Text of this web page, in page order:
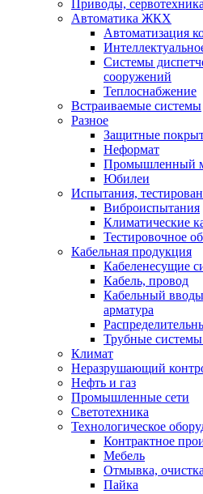
Приводы, сервотехника
Автоматика ЖКХ
Автоматизация
Системы
сооружений
Теплоснабжение
Встраиваемые системы
Разное
Защитные
Неформат
Промышленный
Юбилеи
Испытания,
Виброиспытания
Климатические
Тестировочное
Кабельная продукция
Кабеленесущие
Кабель, провод
Кабельный
арматура
Трубные системы
Климат
Неразрушающий
Нефть и газ
Промышленные сети
Светотехника
Технологическое
Контрактное
Мебель
Отмывка,
Пайка